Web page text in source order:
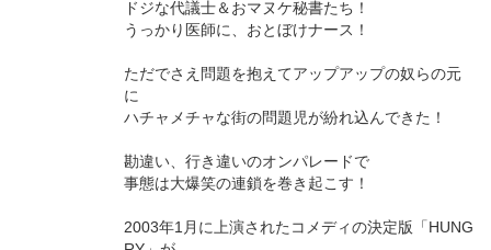
ドジな代議士＆おマヌケ秘書たち！
うっかり医師に、おとぼけナース！
ただでさえ問題を抱えてアップアップの奴らの元
に
ハチャメチャな街の問題児が紛れ込んできた！
勘違い、行き違いのオンパレードで
事態は大爆笑の連鎖を巻き起こす！
2003年1月に上演されたコメディの決定版「HUNG